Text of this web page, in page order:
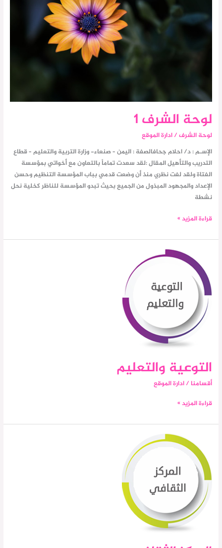
لوحة الشرف 1
لوحة الشرف/ادارة الموقع
الإسـم : د/ احلام جحافالصفة : اليمن – صنعاء- وزارة التربية والتعليم – قطاع
التدريب والتأهيل المقال :لقد سعدت تماماً بالتعاون مع أخواتي بمؤسسة
الفتاة ولقد لفت نظري منذ أن وضعت قدمي بباب المؤسسة التنظيم وحسن
الإعداد والمجهود المبذول من الجميع بحيث تبدو المؤسسة للناظر كخلية نحل
نشطة
قراءة المزيد »
التوعية والتعليم
أقسامنا /ادارة الموقع
والتعليم
قراءة المزيد »
الثقافي